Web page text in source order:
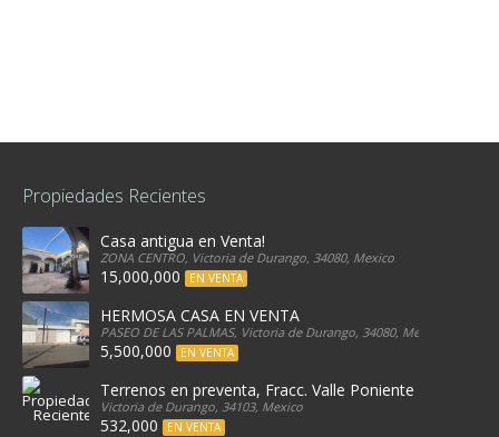
Propiedades Recientes
Casa antigua en Venta!
ZONA CENTRO, Victoria de Durango, 34080, Mexico
15,000,000 EN VENTA
HERMOSA CASA EN VENTA
PASEO DE LAS PALMAS, Victoria de Durango, 34080, Mexico
5,500,000 EN VENTA
Terrenos en preventa, Fracc. Valle Poniente
Victoria de Durango, 34103, Mexico
532,000 EN VENTA